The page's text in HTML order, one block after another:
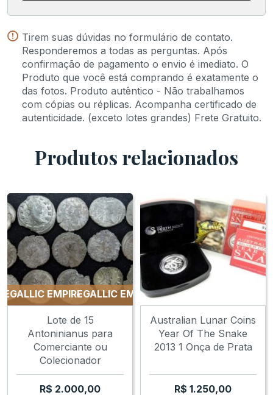
Tirem suas dúvidas no formulário de contato.
Responderemos a todas as perguntas. Após
confirmação de pagamento o envio é imediato. O
Produto que você está comprando é exatamente o
das fotos. Produto autêntico - Não trabalhamos
com cópias ou réplicas. Acompanha certificado de
autenticidade. (exceto lotes grandes) Frete Gratuito.
Produtos relacionados
EMPIREGALLIC EMPIRE GALLIC EMPIRE
Lote de 15
Antoninianus para
Comerciante ou
Colecionador
R$ 2.000,00
Australian Lunar Coins
Year Of The Snake
2013 1 Onça de Prata
R$ 1.250,00